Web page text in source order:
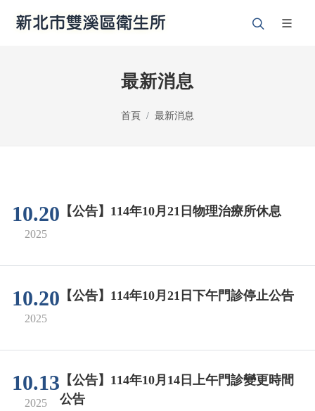
最新消息
首頁 最新消息
10.20
2025
【公告】114年10月21日物理治療所休息
10.20
2025
【公告】114年10月21日下午門診停止公告
10.13
2025
【公告】114年10月14日上午門診變更時間
公告